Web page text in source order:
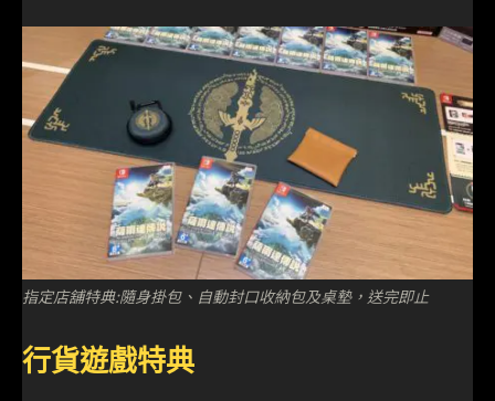
指定店舖特典:隨身掛包、自動封口收納包及桌墊，送完即止
行貨遊戲特典